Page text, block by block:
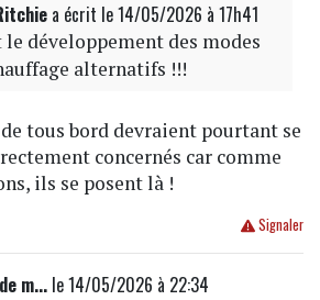
a écrit le 14/05/2026 à 17h41
le développement des modes
alternatifs !!!
tous bord devraient pourtant se
concernés car comme
ils se posent là !
Signaler
m...le 14/05/2026 à 22:34